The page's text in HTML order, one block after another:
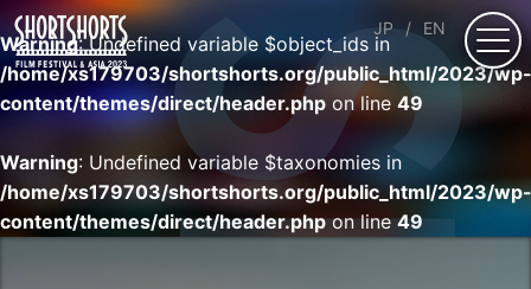
Warning: Undefined variable $object_ids in
/home/xs179703/shortshorts.org/public_html/2023/wp-
content/themes/direct/header.php on line 49
Warning: Undefined variable $taxonomies in
/home/xs179703/shortshorts.org/public_html/2023/wp-
content/themes/direct/header.phpon line49
JP EN